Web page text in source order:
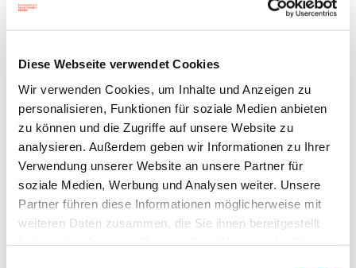
Diese Webseite verwendet Cookies
Wir verwenden Cookies, um Inhalte und Anzeigen zu
personalisieren, Funktionen für soziale Medien anbieten
zu können und die Zugriffe auf unsere Website zu
analysieren. Außerdem geben wir Informationen zu Ihrer
Verwendung unserer Website an unsere Partner für
soziale Medien, Werbung und Analysen weiter. Unsere
Partner führen diese Informationen möglicherweise mit
weiteren Daten zusammen, die Sie ihnen bereitgestellt
zugesandt.
Benutzername oder E-Mail-Adresse
Zurück zum Anmeldeformular